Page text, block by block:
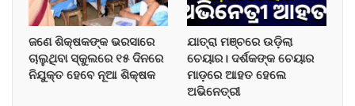
ଜଣେ ଶିକ୍ଷକଙ୍କ ଭରସାରେ
ଚାଲୁଥିବା ସ୍କୁଲରେ ୧୫ ଦିନରେ
ନିଯୁକ୍ତ ହେବେ ନୂଆ ଶିକ୍ଷକ
ଯାତ୍ରା ମଞ୍ଚରେ ଉଡ଼ିଲା
ଚେୟାର। ଦର୍ଶକଙ୍କ ଚେୟାର
ମାଡ଼ରେ ଆହତ ହେଲେ
ଅଭିନେତ୍ରୀ